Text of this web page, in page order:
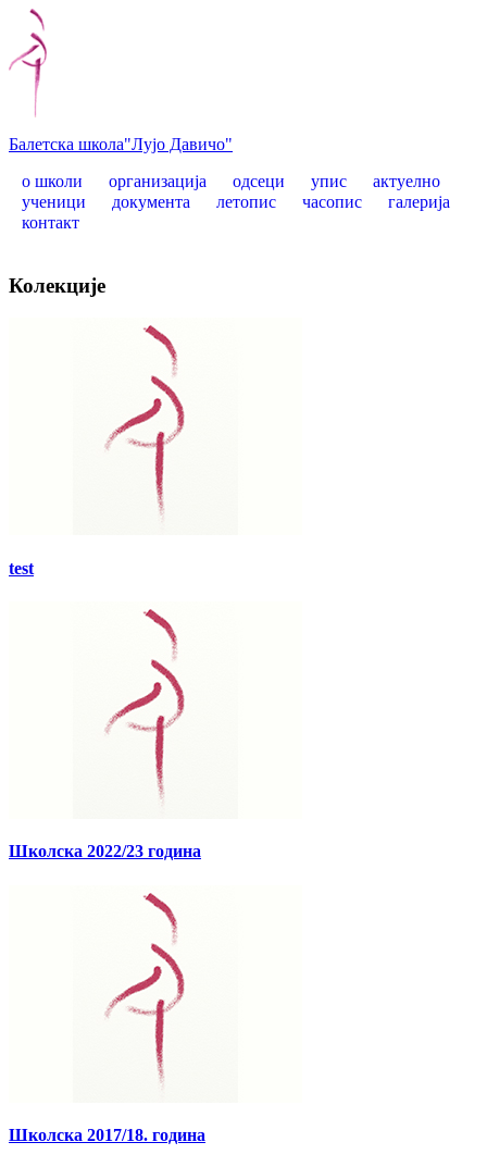
Балетска школа"Лујо Давичо"
о школи
организација одсеци упис
актуелно
ученици
документа летопис часопис
галерија
контакт
Колекције
test
Школска 2022/23 година
Школска 2017/18. година